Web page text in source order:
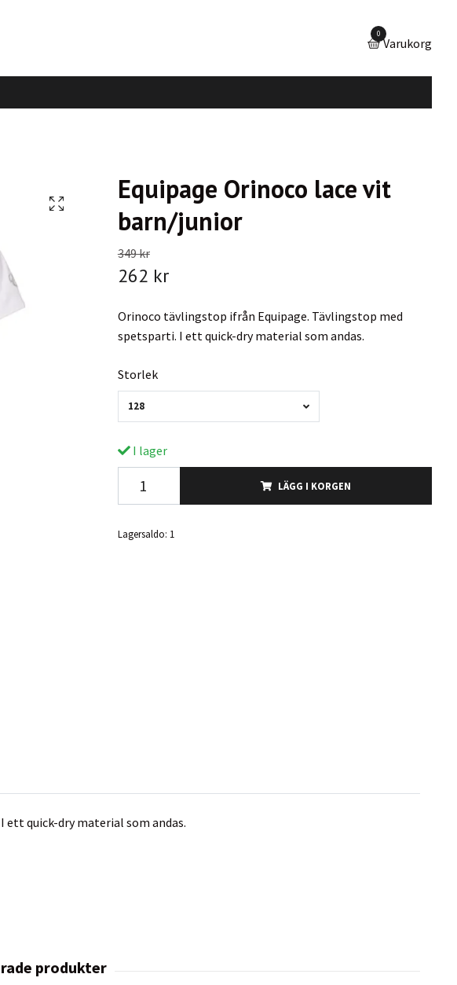
0
Varukorg
Equipage Orinoco lace vit
barn/junior
349 kr
262 kr
Orinoco tävlingstop ifrån Equipage. Tävlingstop med
spetsparti. I ett quick-dry material som andas.
Storlek
128
I lager
LÄGG I KORGEN
Lagersaldo: 1
quick-dry material som andas.